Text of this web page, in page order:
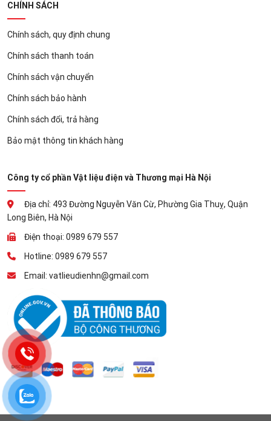
CHÍNH SÁCH
Chính sách, quy định chung
Chính sách thanh toán
Chính sách vận chuyển
Chính sách bảo hành
Chính sách đổi, trả hàng
Bảo mật thông tin khách hàng
Công ty cổ phần Vật liệu điện và Thương mại Hà Nội
Địa chỉ: 493 Đường Nguyễn Văn Cừ, Phường Gia Thuỵ, Quận
Long Biên, Hà Nội
Điện thoại: 0989 679 557
Hotline: 0989 679 557
Email: vatlieudienhn@gmail.com